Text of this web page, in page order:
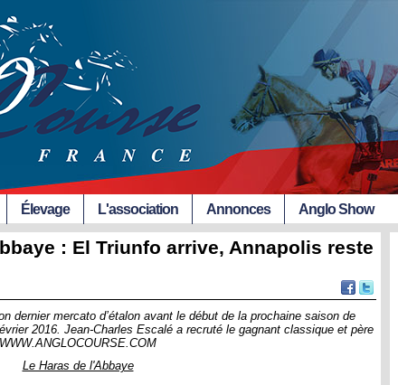
Élevage L'association Annonces Anglo Show
: El Triunfo arrive, Annapolis reste
dernier mercato d’étalon avant le début de la prochaine saison de
2016. Jean-Charles Escalé a recruté le gagnant classique et père
Le Haras de l'Abbaye